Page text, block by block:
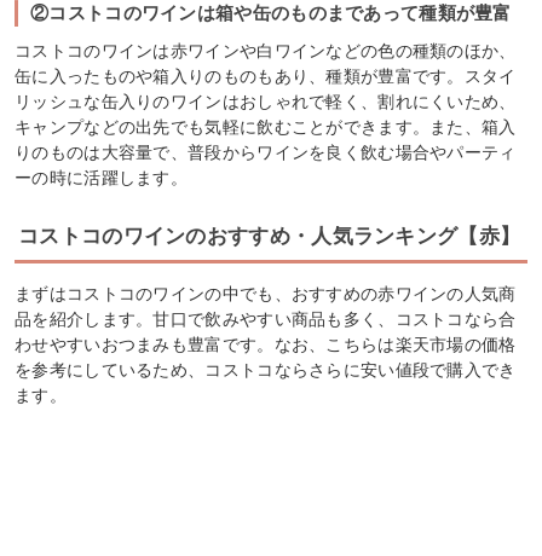
②コストコのワインは箱や缶のものまであって種類が豊富
コストコのワインは赤ワインや白ワインなどの色の種類のほか、
缶に入ったものや箱入りのものもあり、種類が豊富です。スタイ
リッシュな缶入りのワインはおしゃれで軽く、割れにくいため、
キャンプなどの出先でも気軽に飲むことができます。また、箱入
りのものは大容量で、普段からワインを良く飲む場合やパーティ
ーの時に活躍します。
コストコのワインのおすすめ・人気ランキング【赤】
まずはコストコのワインの中でも、おすすめの赤ワインの人気商
品を紹介します。甘口で飲みやすい商品も多く、コストコなら合
わせやすいおつまみも豊富です。なお、こちらは楽天市場の価格
を参考にしているため、コストコならさらに安い値段で購入でき
ます。